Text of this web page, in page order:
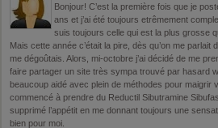
Bonjour! C’est la première fois que je
ans et j’ai été toujours etrêmement
suis toujours celle qui est la plus grosse
Mais cette année c’était la pire, dès qu’on me
me dégoûtais. Alors, mi-octobre j’ai décidé de me
faire partager un site très sympa trouvé par hasard
beaucoup aidé avec plein de méthodes pour maigrir
commencé à prendre du Reductil Sibutramine
supprimé l’appétit en me donnant toujours une
bien pour moi.